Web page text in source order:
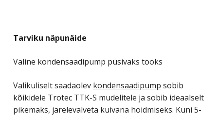
Tarviku näpunäide
Väline kondensaadipump püsivaks tööks
Valikuliselt saadaolev kondensaadipump sobib
kõikidele Trotec TTK-S mudelitele ja sobib ideaalselt
pikemaks, järelevalveta kuivana hoidmiseks. Kuni 5-